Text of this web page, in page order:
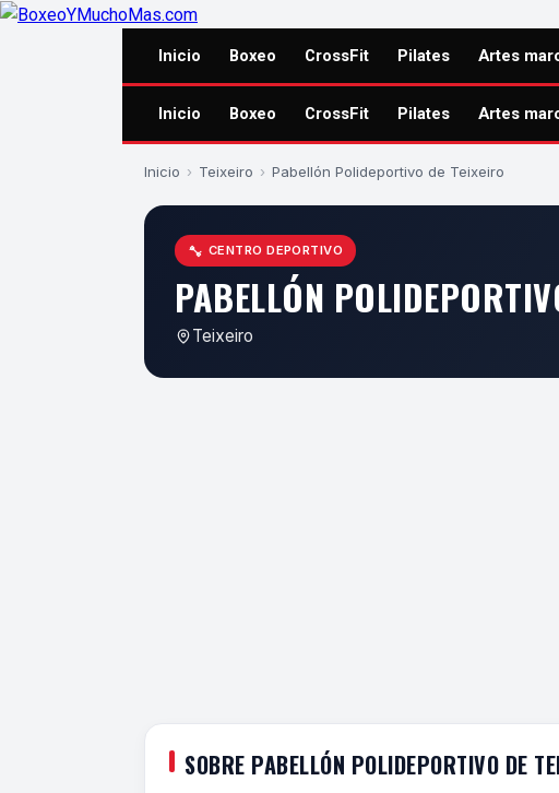
Inicio Boxeo CrossFit Pilates Artes
Inicio Boxeo CrossFit Pilates Artes
Inicio › Teixeiro › Pabellón Polideportivo de Teixeiro
CENTRO DEPORTIVO
PABELLÓN
Teixeiro
SOBRE PABELLÓN POLIDEPORTIVO DE